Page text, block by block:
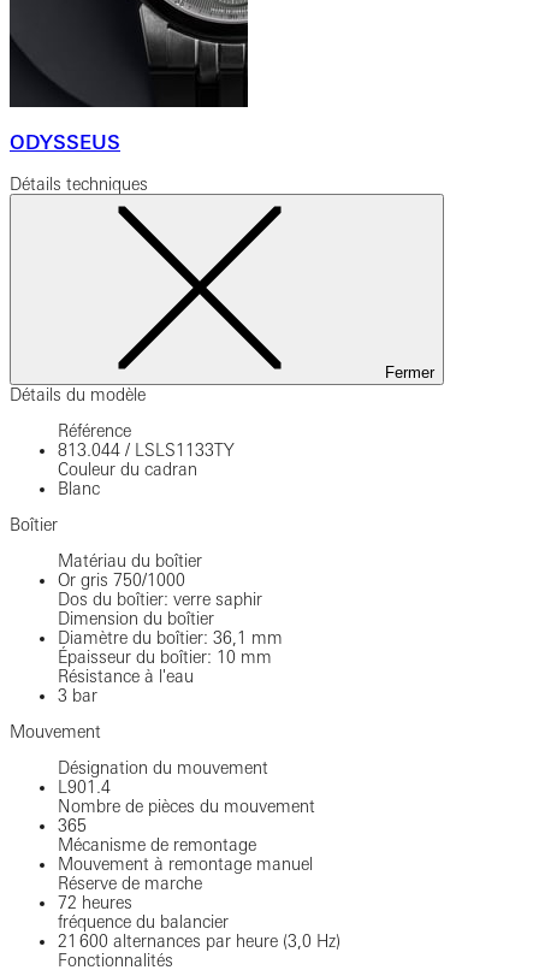
ODYSSEUS
Détails techniques
Fermer
Détails du modèle
Référence
813.044 /
LSLS1133TY
Couleur du cadran
Blanc
Boîtier
Matériau du boîtier
Or gris 750/1000
Dos du boîtier: verre saphir
Dimension du boîtier
Diamètre du boîtier: 36,1 mm
Épaisseur du boîtier: 10 mm
Résistance à l'eau
3 bar
Mouvement
Désignation du mouvement
L901.4
Nombre de pièces du mouvement
365
Mécanisme de remontage
Mouvement à remontage manuel
Réserve de marche
72 heures
fréquence du balancier
21 600 alternances par heure (3,0 Hz)
Fonctionnalités